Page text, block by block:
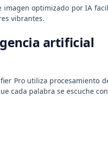
optimizado por IA
vibrantes.
artificial
Pro utiliza procesamiento
cada palabra se escuche